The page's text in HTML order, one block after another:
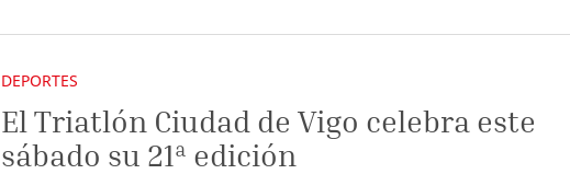
DEPORTES
El Triatlón Ciudad de Vigo celebra este
sábado su 21ª edición